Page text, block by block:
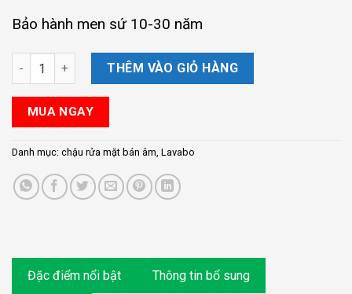
Bảo hành men sứ 10-30 năm
Chậu rửa mặt bán âm AquaML+ AQ8200 số lượng
THÊM VÀO GIỎ HÀNG
MUA NGAY
Danh mục: chậu rửa mặt bán âm Lavabo
Đặc điểm nổi bật Thông tin bổ sung